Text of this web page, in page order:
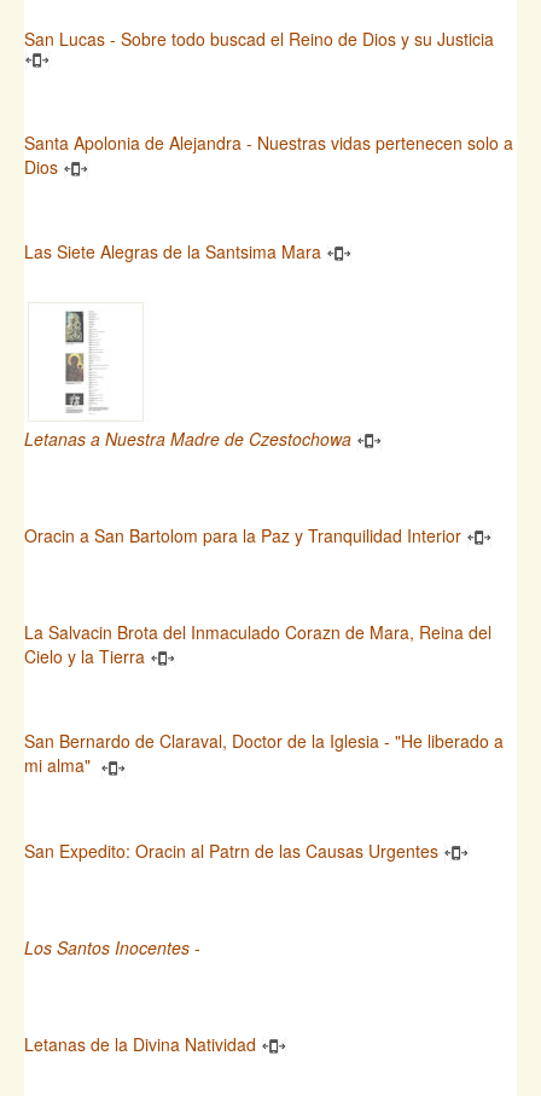
San Lucas - Sobre todo buscad el Reino de Dios y su Justicia
Santa Apolonia de Alejandra - Nuestras vidas pertenecen solo a
Dios
Las Siete Alegras de la Santsima Mara
Letanas a Nuestra Madre de Czestochowa
Oracin a San Bartolom para la Paz y Tranquilidad Interior
La Salvacin Brota del Inmaculado Corazn de Mara, Reina del
Cielo y la Tierra
San Bernardo de Claraval, Doctor de la Iglesia - "He liberado a
mi alma"
San Expedito: Oracin al Patrn de las Causas Urgentes
Los Santos Inocentes -
Letanas de la Divina Natividad